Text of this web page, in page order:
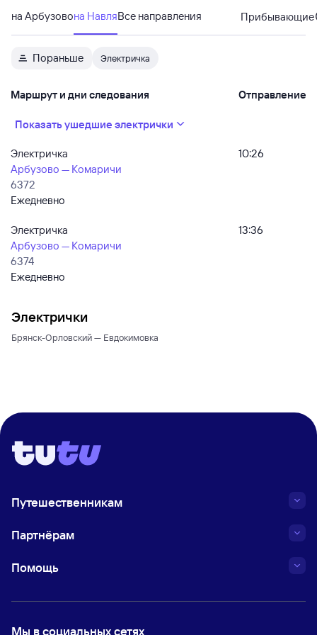
на Арбузовона НавляВсе направления Прибывающие
Пораньше Электричка
Маршрут и дни следования Отправление
Показать ушедшие электрички
Электричка
Арбузово — Комаричи
6372
Ежедневно
10:26
Электричка
Арбузово — Комаричи
6374
Ежедневно
13:36
Электрички
Брянск-Орловский — Евдокимовка
Путешественникам
Партнёрам
Помощь
Мы в социальных сетях